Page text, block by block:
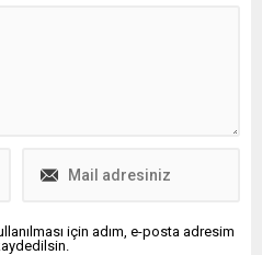
için adım, e-posta adresim